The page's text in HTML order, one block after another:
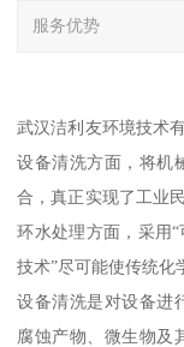
服务优势
武汉洁利友环境技术
设备清洗方面，将机
合，真正实现了工业
环水处理方面，采用
技术”尽可能使传统化
设备清洗是对设备进
腐蚀产物、微生物及